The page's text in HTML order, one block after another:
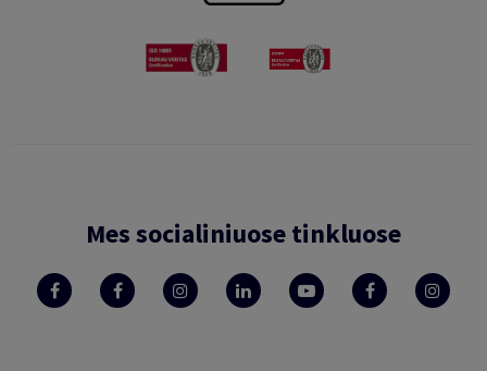
Mes socialiniuose tinkluose